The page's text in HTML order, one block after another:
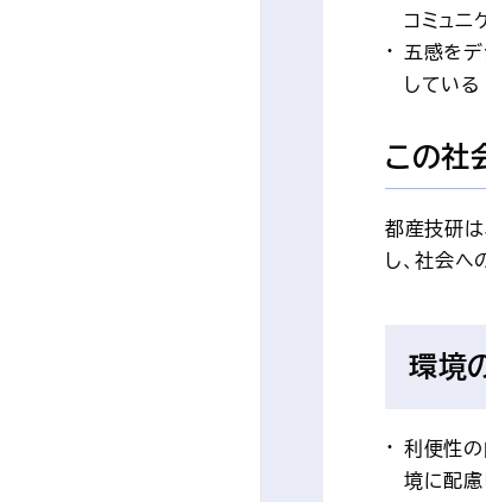
コミュニ
五感をデ
している
この社
都産技研は
し、社会へ
環境
利便性の
境に配慮